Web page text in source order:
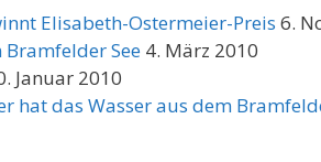
Elisabeth-Ostermeier-Preis 6.
See 4. März 2010
Januar 2010
hat das Wasser aus dem